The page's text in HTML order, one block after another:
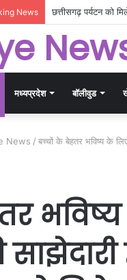
News गांधीनगर में
मध्यप्रदेश बॉलीवुड
News / बच्चों के बेहतर भविष्य के